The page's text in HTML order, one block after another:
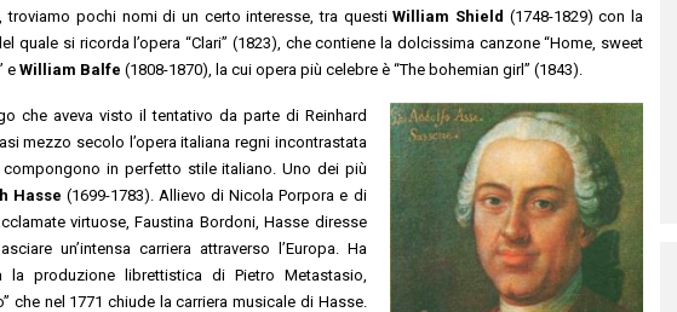
troviamo pochi nomi di un certo interesse, tra questiWilliam Shield (1748-1829) con la
quale si ricorda l’opera “Clari” (1823), che contiene la dolcissima canzone “Home, sweet
e William Balfe (1808-1870), la cui opera più celebre è “The bohemian girl” (1843).
che aveva visto il tentativo da parte di Reinhard
mezzo secolo l’opera italiana regni incontrastata
in perfetto stile italiano. Uno dei più
Hasse (1699-1783). Allievo di Nicola Porpora e di
virtuose, Faustina Bordoni, Hasse diresse
un’intensa carriera attraverso l’Europa. Ha
produzione librettistica di Pietro Metastasio,
che nel 1771 chiude la carriera musicale di Hasse.